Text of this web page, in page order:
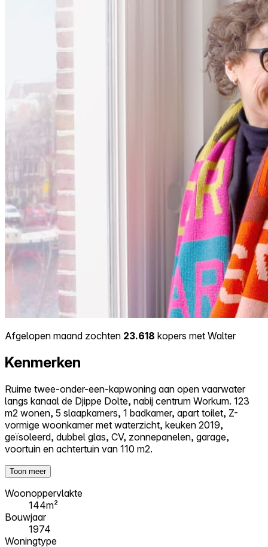
Afgelopen maand zochten 23.618 kopers met Walter
Kenmerken
Ruime twee-onder-een-kapwoning aan open vaarwater
langs kanaal de Djippe Dolte, nabij centrum Workum. 123
m2 wonen, 5 slaapkamers, 1 badkamer, apart toilet, Z-
vormige woonkamer met waterzicht, keuken 2019,
geïsoleerd, dubbel glas, CV, zonnepanelen, garage,
voortuin en achtertuin van 110 m2.
Toon meer
Woonoppervlakte
144m²
Bouwjaar
1974
Woningtype